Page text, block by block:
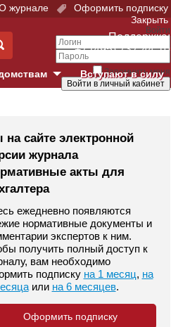
журнале
Оформить подписку
Закрыть
Войти
Запомнить меня
Поддержка:
+7 (495) 737-44-10
Вступают в силу
в г. Москве
Суд
на сайте электронной
журнала
акты для
ежедневно появляются
нормативные документы и
экспертов к ним.
получить полный доступ к
вам необходимо
подписку на 1 месяц, на
или на 6 месяцев.
Оформить подписку